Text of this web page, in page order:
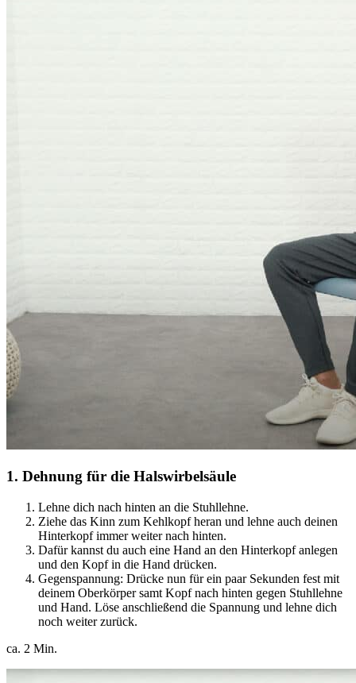
1. Dehnung für die Halswirbelsäule
Lehne dich nach hinten an die Stuhllehne.
Ziehe das Kinn zum Kehlkopf heran und lehne auch deinen
Hinterkopf immer weiter nach hinten.
Dafür kannst du auch eine Hand an den Hinterkopf anlegen
und den Kopf in die Hand drücken.
Gegenspannung: Drücke nun für ein paar Sekunden fest mit
deinem Oberkörper samt Kopf nach hinten gegen Stuhllehne
und Hand. Löse anschließend die Spannung und lehne dich
noch weiter zurück.
ca. 2 Min.